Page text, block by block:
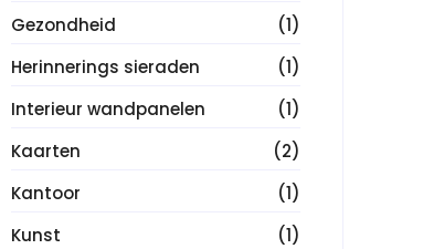
Gezondheid
(1)
Herinnerings sieraden
(1)
Interieur wandpanelen
(1)
Kaarten
(2)
Kantoor
(1)
Kunst
(1)